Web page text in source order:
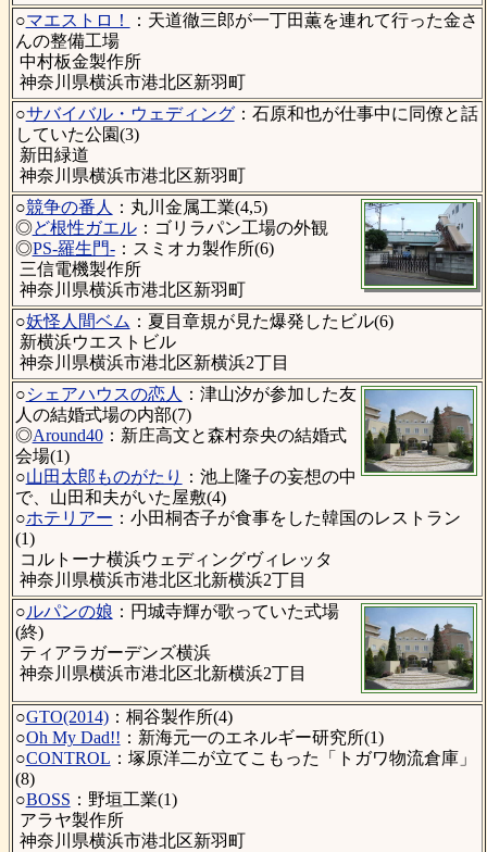
○マエストロ！
：天道徹三郎が一丁田薫を連れて行った金さ
んの整備工場
中村板金製作所
神奈川県横浜市港北区新羽町
○サバイバル・ウェディング：石原和也が仕事中に同僚と話
していた公園(3)
新田緑道
神奈川県横浜市港北区新羽町
○競争の番人
：丸川金属工業(4,5)
◎ど根性ガエル：ゴリラパン工場の外観
◎PS-羅生門-：スミオカ製作所(6)
三信電機製作所
神奈川県横浜市港北区新羽町
○妖怪人間ベム ：夏目章規が見た爆発したビル(6)
新横浜ウエストビル
神奈川県横浜市港北区新横浜2丁目
○シェアハウスの恋人
：津山汐が参加した友
人の結婚式場の内部(7)
◎Around40：新庄高文と森村奈央の結婚式
会場(1)
○山田太郎ものがたり
：池上隆子の妄想の中
で、山田和夫がいた屋敷(4)
○ホテリアー ：小田桐杏子が食事をした韓国のレストラン
(1)
コルトーナ横浜ウェディングヴィレッタ
神奈川県横浜市港北区北新横浜2丁目
○ルパンの娘 ：円城寺輝が歌っていた式場
(終)
ティアラガーデンズ横浜
神奈川県横浜市港北区北新横浜2丁目
○GTO(2014)：桐谷製作所(4)
○Oh My Dad!! ：新海元一のエネルギー研究所(1)
○CONTROL ：塚原洋二が立てこもった「トガワ物流倉庫」
(8)
○BOSS ：野垣工業(1)
アラヤ製作所
神奈川県横浜市港北区新羽町